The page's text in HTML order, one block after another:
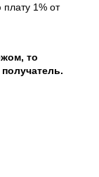
1% от
то